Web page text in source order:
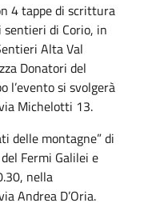
4 tappe di scrittura
sentieri di Corio, in
Alta Val
Donatori del
l’evento si svolgerà
Michelotti 13.
montagne” di
Fermi Galilei e
nella
Andrea D’Oria.